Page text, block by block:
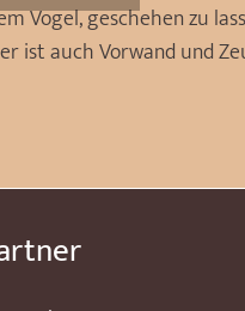
Vogel, geschehen zu
ist auch Vorwand und